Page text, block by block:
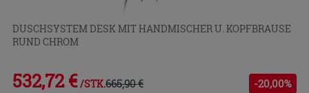
DUSCHSYSTEM DESK MIT HANDMISCHER U. KOPFBRAUSE
RUND CHROM
532,72 € /STK.665,90 € -20,00%